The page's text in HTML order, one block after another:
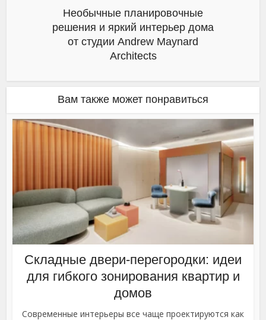
Необычные планировочные
решения и яркий интерьер дома
от студии Andrew Maynard
Architects
Вам также может понравиться
Складные двери-перегородки: идеи
для гибкого зонирования квартир и
домов
Современные интерьеры все чаще проектируются как